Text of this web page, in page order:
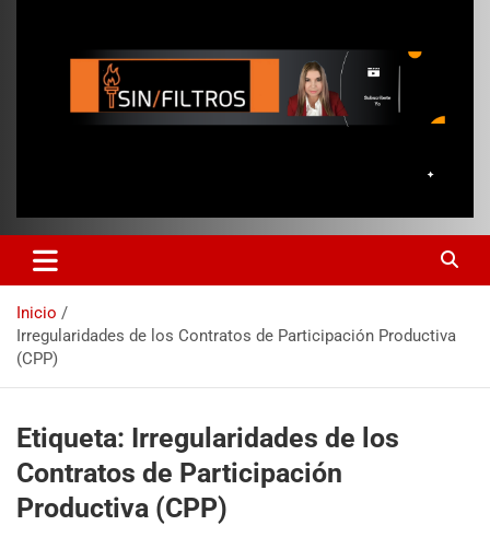
Inicio
Irregularidades de los Contratos de Participación Productiva
(CPP)
Etiqueta: Irregularidades de los
Contratos de Participación
Productiva (CPP)